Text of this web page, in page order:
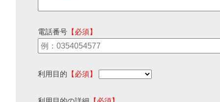
電話番号 【必須】
利用目的 【必須】